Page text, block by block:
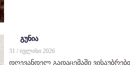
გუნია
31 / ივლისი 2026
დღევანდელ გადაცემაში